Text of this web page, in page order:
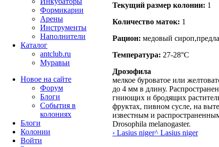
Текущий размер кoлонии: 1
Количество маток: 1
Рацион: медовый
Температура: 27-28°C
Дрозофила
мелкое буроватое или
до 4 мм в длину.
гниющих и бродящих
фруктах, пивном сусле, на
известным и
Drosophila melanogaster.
‹ Lasius niger^ Lasius niger
Формикарии
Арены
Инструменты
Наполнители
Каталог
antclub.ru
Муравьи
Новое на сайте
Форум
Блоги
События в
колониях
Блоги
Колонии
Войти